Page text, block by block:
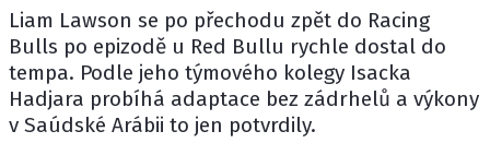
Liam Lawson se po přechodu zpět do Racing
Bulls po epizodě u Red Bullu rychle dostal do
tempa. Podle jeho týmového kolegy Isacka
Hadjara probíhá adaptace bez zádrhelů a výkony
v Saúdské Arábii to jen potvrdily.